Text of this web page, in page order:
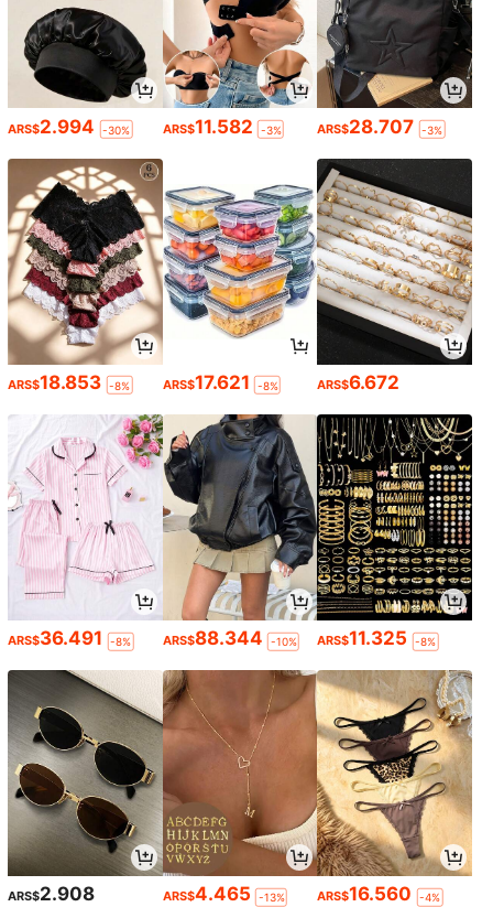
ARS$2.994 -30% ARS$11.582 -3% ARS$28.707 -3%
ARS$18.853 -8% ARS$17.621 -8% ARS$6.672
ARS$36.491 -8% ARS$88.344 -10% ARS$11.325 -8%
ARS$2.908 ARS$4.465 -13% ARS$16.560 -4%